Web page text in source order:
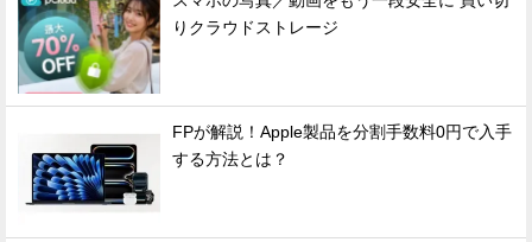
りクラウドストレージ
FPが解説！Apple製品を分割手数料0円で入手
する方法とは？